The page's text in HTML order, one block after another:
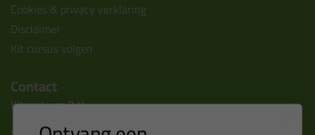
Cookies & privacy verklaring
Disclaimer
Kit cursus volgen
Contact
Kitcentrum B.V.
Alle contactgegevens >